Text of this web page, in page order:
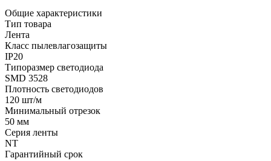
Общие характеристики
Тип товара
Лента
Класс пылевлагозащиты
IP20
Типоразмер светодиода
SMD 3528
Плотность светодиодов
120 шт/м
Минимальный отрезок
50 мм
Серия ленты
NT
Гарантийный срок